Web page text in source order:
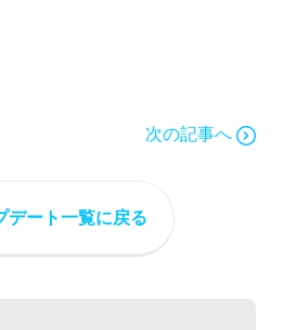
次の記事へ
デート一覧に戻る